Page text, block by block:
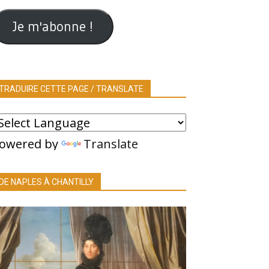
Je m'abonne !
CETTE PAGE / TRANSLATE
by Translate
NAPLES À CHANTILLY